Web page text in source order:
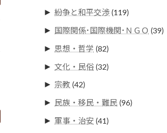
► 紛争と和平交渉 (119)
► 国際関係･国際機関･ＮＧＯ (39)
► 思想・哲学 (82)
► 文化・民俗 (32)
► 宗教 (42)
► 民族・移民・難民 (96)
► 軍事・治安 (41)